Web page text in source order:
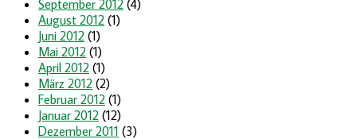
September 2012 (4)
August 2012 (1)
Juni 2012 (1)
Mai 2012 (1)
April 2012 (1)
März 2012 (2)
Februar 2012 (1)
Januar 2012 (12)
Dezember 2011 (3)